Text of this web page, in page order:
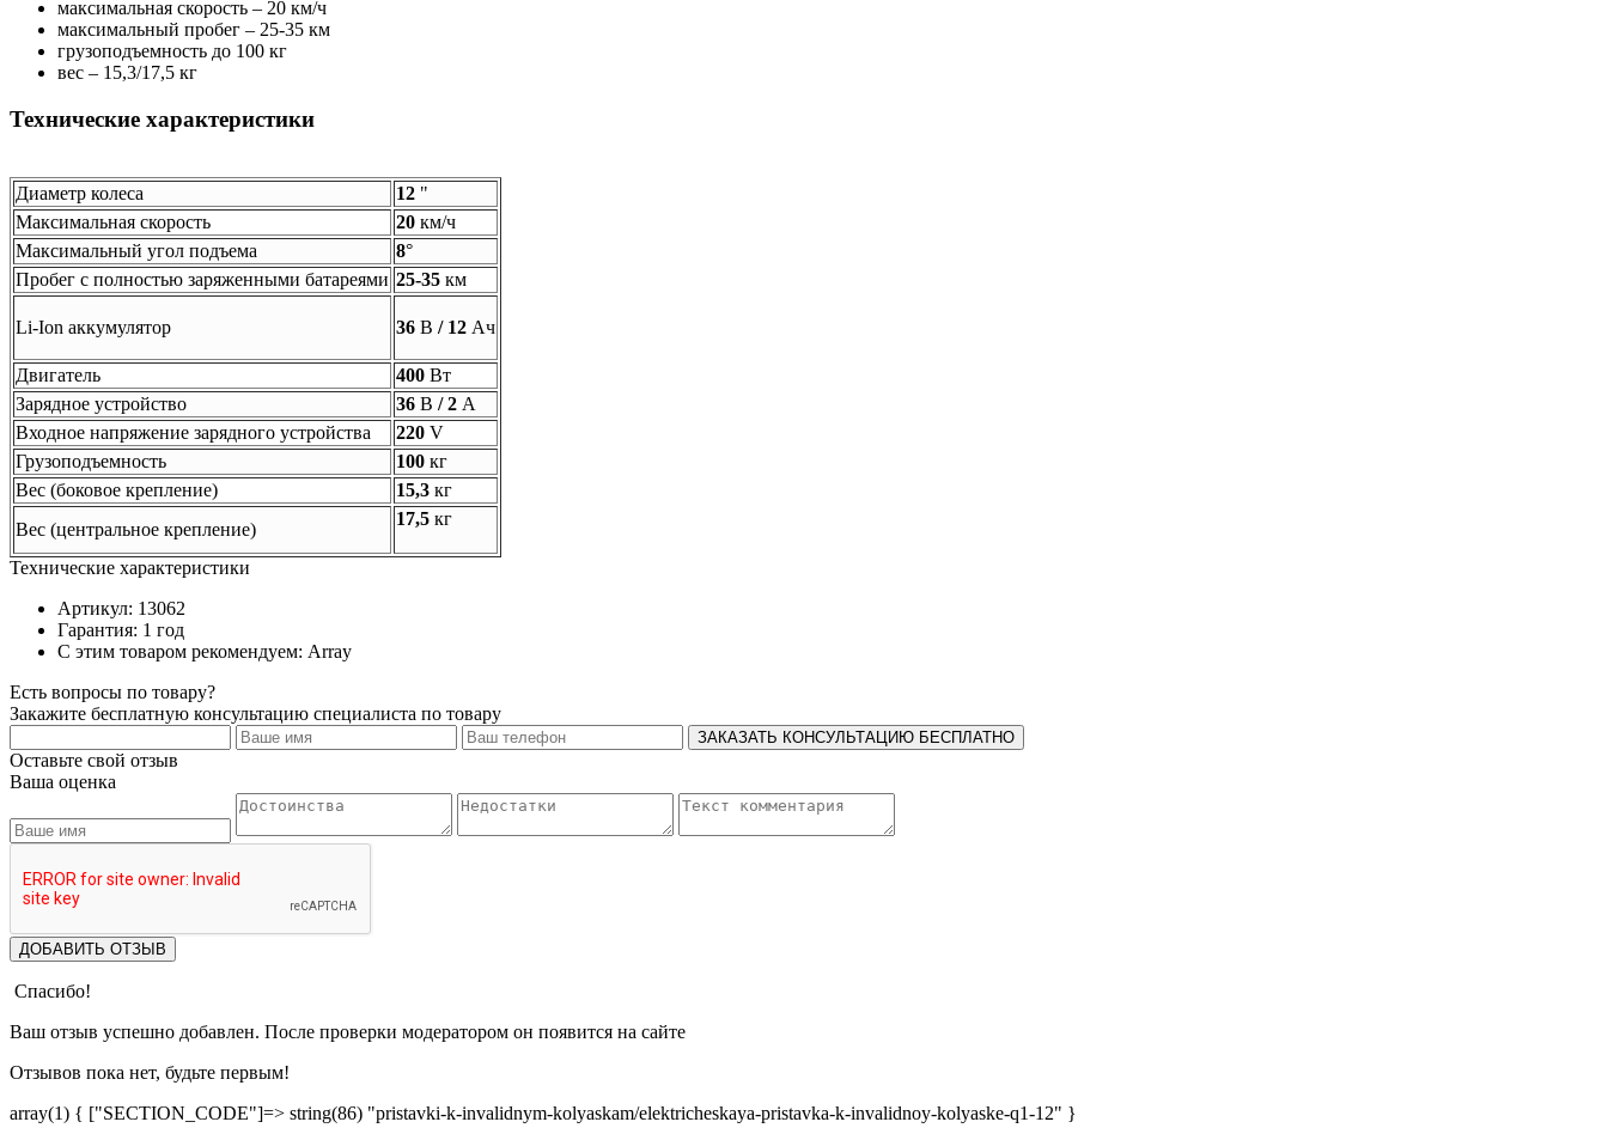
максимальная скорость – 20 км/ч
максимальный пробег – 25-35 км
грузоподъемность до 100 кг
вес – 15,3/17,5 кг
Технические характеристики
Диаметр колеса 12 "
Максимальная скорость
20 км/ч
Максимальный угол подъема
8°
Пробег с полностью заряженными батареями 25-35 км
Li-Ion аккумулятор 36 В / 12 Ач
Двигатель 400 Вт
Зарядное устройство
36 В / 2 А
Входное напряжение зарядного устройства
220 V
Грузоподъемность
100 кг
Вес (боковое крепление)
15,3 кг
Вес (центральное крепление)
17,5 кг
Технические характеристики
Артикул: 13062
Гарантия: 1 год
С этим товаром рекомендуем: Array
Есть вопросы по товару?
Закажите бесплатную консультацию специалиста по товару
ЗАКАЗАТЬ КОНСУЛЬТАЦИЮ БЕСПЛАТНО
Оставьте свой отзыв
Ваша оценка
ДОБАВИТЬ ОТЗЫВ
Спасибо!
Ваш отзыв успешно добавлен. После проверки модератором он появится на сайте
Отзывов пока нет, будьте первым!
array(1) { ["SECTION_CODE"]=> string(86) "pristavki-k-invalidnym-kolyaskam/elektricheskaya-pristavka-k-invalidnoy-kolyaske-q1-12" }